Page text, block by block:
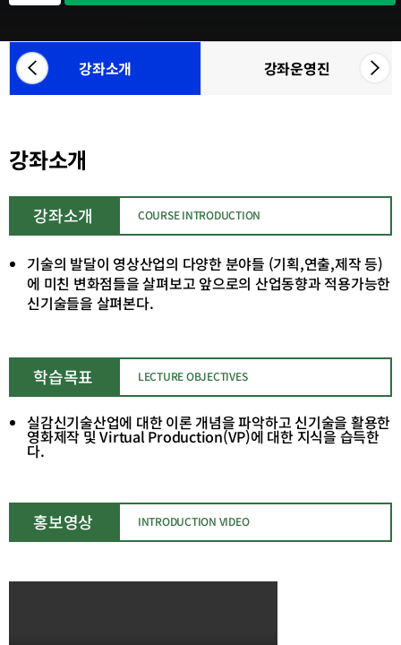
등
좌
카
테
고
리
목
이
동
고
이
동
강좌소개 강좌운영진
참
목
록
강좌소개
강좌소개 COURSE INTRODUCTION
기술의 발달이 영상산업의 다양한 분야들 (기획,연출,제작 등)
에 미친 변화점들을 살펴보고 앞으로의 산업동향과 적용가능한
신기술들을 살펴본다.
학습목표 LECTURE OBJECTIVES
실감신기술산업에 대한 이론 개념을 파악하고 신기술을 활용한
영화제작 및 Virtual Production(VP)에 대한 지식을 습득한
다.
홍보영상 INTRODUCTION VIDEO